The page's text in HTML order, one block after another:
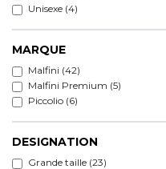
Unisexe (4)
MARQUE
Malfini (42)
Malfini Premium (5)
Piccolio (6)
DESIGNATION
Grande taille (23)